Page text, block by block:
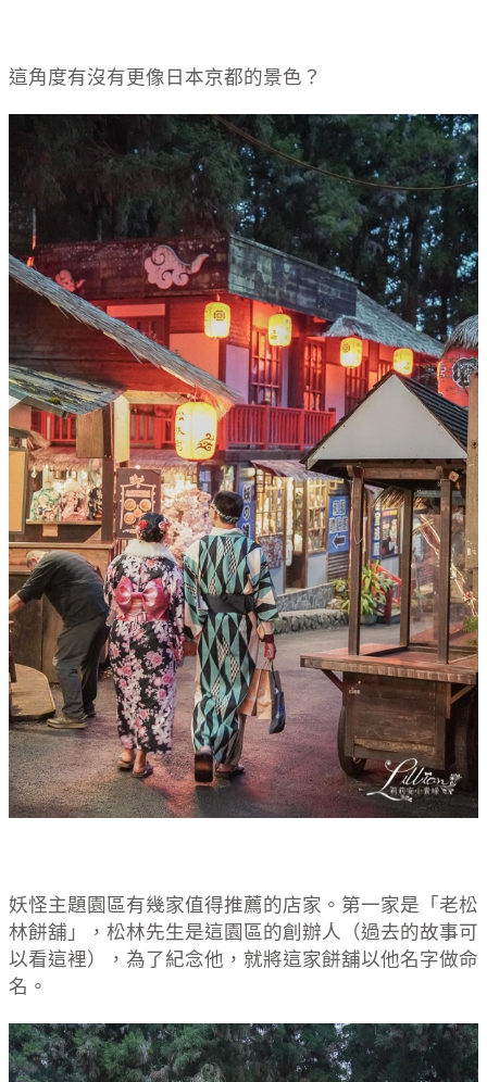
這角度有沒有更像日本京都的景色？
妖怪主題園區有幾家值得推薦的店家。第一家是「老松
林餅舖」，松林先生是這園區的創辦人（過去的故事可
以看這裡），為了紀念他，就將這家餅舖以他名字做命
名。